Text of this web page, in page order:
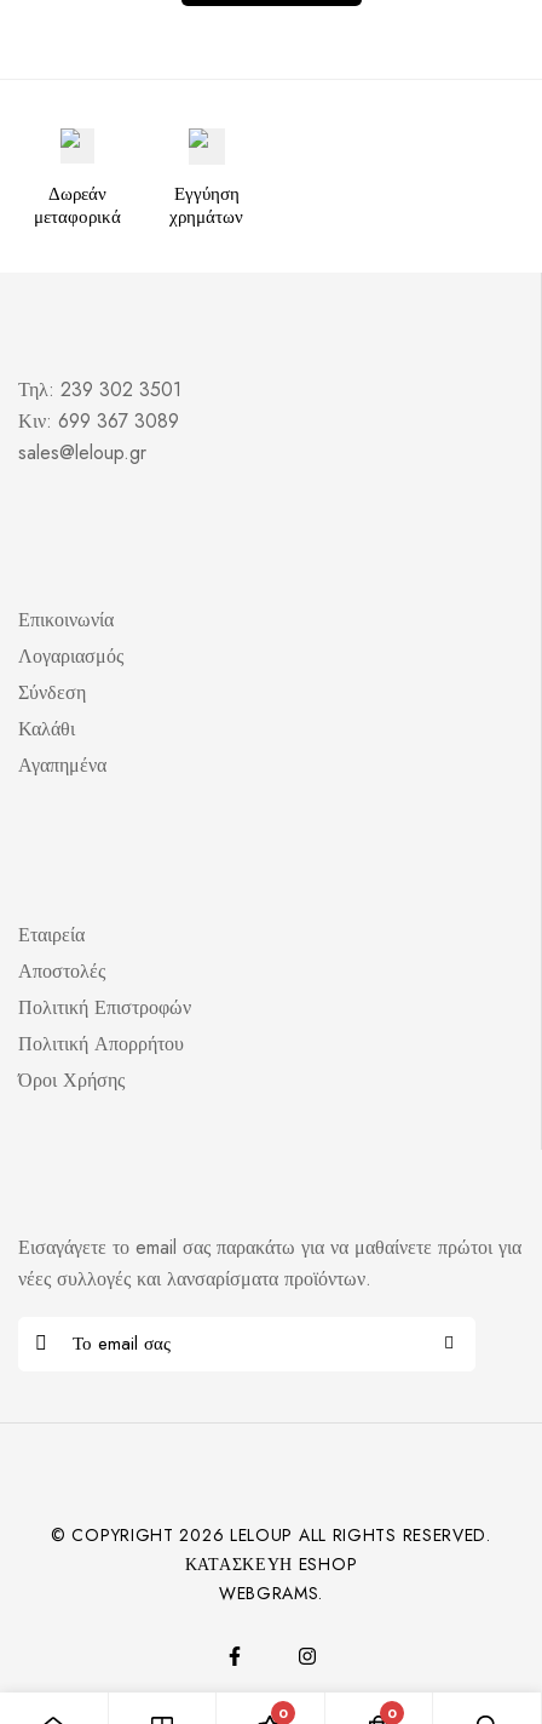
Δωρεάν
μεταφορικά
Εγγύηση
χρημάτων
Τηλ: 239 302 3501
Κιν: 699 367 3089
sales@leloup.gr
Επικοινωνία
Λογαριασμός
Σύνδεση
Καλάθι
Αγαπημένα
Εταιρεία
Αποστολές
Πολιτική Επιστροφών
Πολιτική Απορρήτου
Όροι Χρήσης
Εισαγάγετε το email σας παρακάτω για να μαθαίνετε πρώτοι για
νέες συλλογές και λανσαρίσματα προϊόντων.
© COPYRIGHT2026 LELOUP ALL RIGHTS RESERVED.
ΚΑΤΑΣΚΕΥΉ ESHOP
WEBGRAMS.
0 0